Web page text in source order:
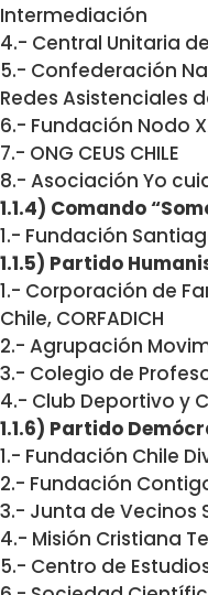
Intermediación
4.- Central Unitaria
5.- Confederación
Redes Asistenciales
6.- Fundación Nodo
7.- ONG CEUS CHILE
8.- Asociación Yo
1.1.4) Comando
1.- Fundación
1.1.5) Partido
1.- Corporación de
Chile, CORFADICH
2.- Agrupación
3.- Colegio de
4.- Club Deportivo y
1.1.6) Partido
1.- Fundación Chile
2.- Fundación
3.- Junta de Vecinos
4.- Misión Cristiana
5.- Centro de